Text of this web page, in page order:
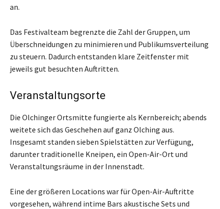
an.
Das Festivalteam begrenzte die Zahl der Gruppen, um
Überschneidungen zu minimieren und Publikumsverteilung
zu steuern. Dadurch entstanden klare Zeitfenster mit
jeweils gut besuchten Auftritten.
Veranstaltungsorte
Die Olchinger Ortsmitte fungierte als Kernbereich; abends
weitete sich das Geschehen auf ganz Olching aus.
Insgesamt standen sieben Spielstätten zur Verfügung,
darunter traditionelle Kneipen, ein Open-Air-Ort und
Veranstaltungsräume in der Innenstadt.
Eine der größeren Locations war für Open-Air-Auftritte
vorgesehen, während intime Bars akustische Sets und